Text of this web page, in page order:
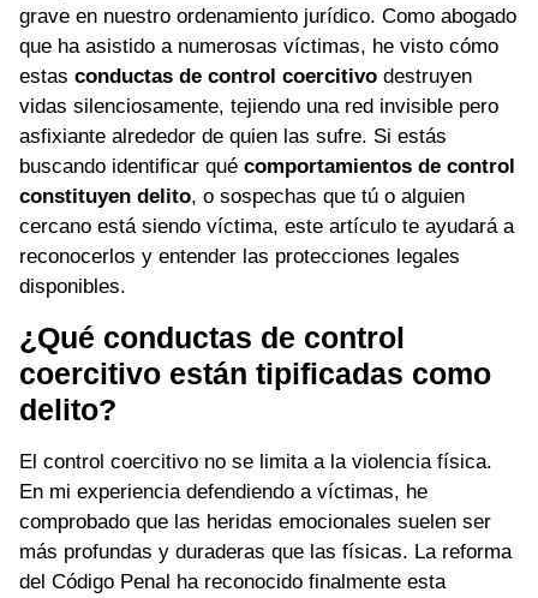
grave en nuestro ordenamiento jurídico. Como abogado
que ha asistido a numerosas víctimas, he visto cómo
estas conductas de control coercitivo destruyen
vidas silenciosamente, tejiendo una red invisible pero
asfixiante alrededor de quien las sufre. Si estás
buscando identificar qué comportamientos de control
constituyen delito, o sospechas que tú o alguien
cercano está siendo víctima, este artículo te ayudará a
reconocerlos y entender las protecciones legales
disponibles.
¿Qué conductas de control
coercitivo están tipificadas como
delito?
El control coercitivo no se limita a la violencia física.
En mi experiencia defendiendo a víctimas, he
comprobado que las heridas emocionales suelen ser
más profundas y duraderas que las físicas. La reforma
del Código Penal ha reconocido finalmente esta